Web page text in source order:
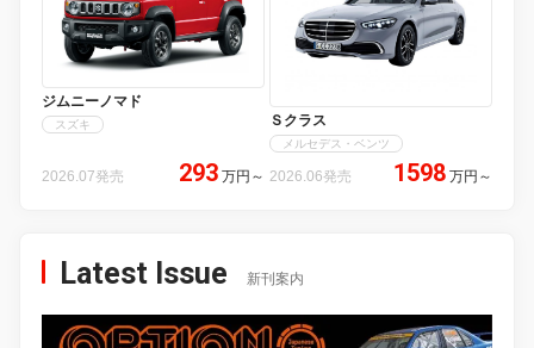
ジムニーノマド
スズキ
2026.07発売 293 万円 ～
Ｓクラス
メルセデス・ベンツ
2026.06発売 1598 万円 ～
Latest Issue 新刊案内